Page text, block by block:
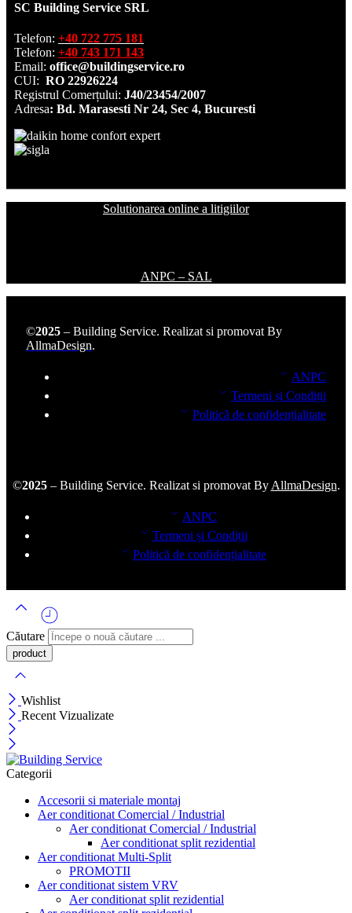
SC Building Service SRL
Telefon: +40 722 775 181
Telefon: +40 743 171 143
Email: office@buildingservice.ro
CUI: RO 22926224
Registrul Comerțului: J40/23454/2007
Adresa: Bd. Marasesti Nr 24, Sec 4, Bucuresti
Solutionarea online a litigiilor
ANPC – SAL
©2025 – Building Service. Realizat si promovat By
AllmaDesign.
ANPC
Termeni și Condiții
Politică de confidențialitate
©2025– Building Service. Realizat si promovat ByAllmaDesign.
ANPC
Termeni și Condiții
Politică de confidențialitate
Căutare
Wishlist
Recent Vizualizate
Categorii
Accesorii si materiale montaj
Aer conditionat Comercial / Industrial
Aer conditionat Comercial / Industrial
Aer conditionat split rezidential
Aer conditionat Multi-Split
PROMOTII
Aer conditionat sistem VRV
Aer conditionat split rezidential